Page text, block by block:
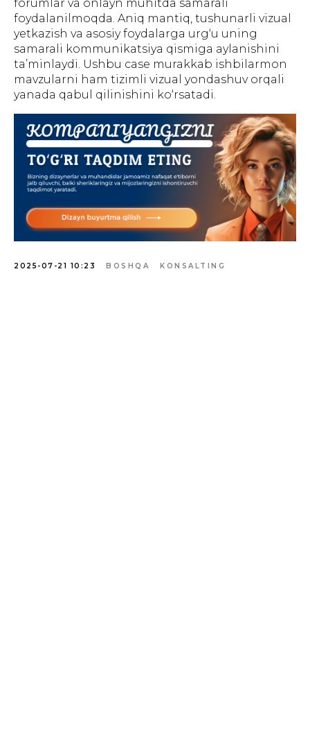
forumlar va onlayn muhitda samarali
foydalanilmoqda. Aniq mantiq, tushunarli vizual
yetkazish va asosiy foydalarga urg‘u uning
samarali kommunikatsiya qismiga aylanishini
ta’minlaydi. Ushbu case murakkab ishbilarmon
mavzularni ham tizimli vizual yondashuv orqali
yanada qabul qilinishini ko‘rsatadi.
2025-07-21 10:23 BOSHQA KONSALTING
Создание, поддержка и
продвижение сайтов в Узбекистане
БАННЕРЫ INSTAGRAM ПРЕЗЕНТАЦИИ САЙТЫ
ПОЛЬЗОВАТЕЛЬСКОЕ
СОГЛАШЕНИЕ